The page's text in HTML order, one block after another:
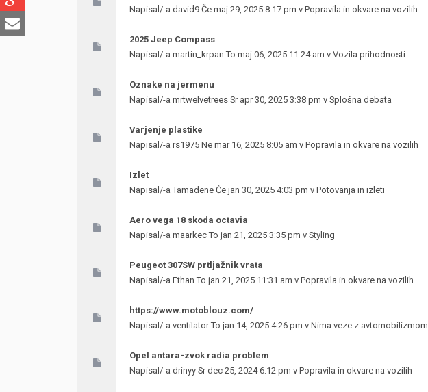
Napisal/-a david9 Če maj 29, 2025 8:17 pm v Popravila in okvare na vozilih
2025 Jeep Compass
Napisal/-a martin_krpan To maj 06, 2025 11:24 am v Vozila prihodnosti
Oznake na jermenu
Napisal/-a mrtwelvetrees Sr apr 30, 2025 3:38 pm v Splošna debata
Varjenje plastike
Napisal/-a rs1975 Ne mar 16, 2025 8:05 am v Popravila in okvare na vozilih
Izlet
Napisal/-aTamadene Če jan 30, 2025 4:03 pm v Potovanja in izleti
Aero vega 18 skoda octavia
Napisal/-a maarkecTo jan 21, 2025 3:35 pm v Styling
Peugeot 307SW prtljažnik vrata
Napisal/-a Ethan To jan 21, 2025 11:31 am v Popravila in okvare na vozilih
https://www.motoblouz.com/
Napisal/-a ventilatorTo jan 14, 2025 4:26 pm v Nima veze z avtomobilizmom
Opel antara-zvok radia problem
Napisal/-a drinyy Sr dec 25, 2024 6:12 pm v Popravila in okvare na vozilih